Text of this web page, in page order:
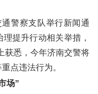
警察支队举行新闻通
提升行动相关举措，
获悉，今年济南交警将
点违法行为。
场”